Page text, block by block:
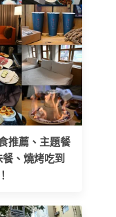
推薦、主題餐
、燒烤吃到